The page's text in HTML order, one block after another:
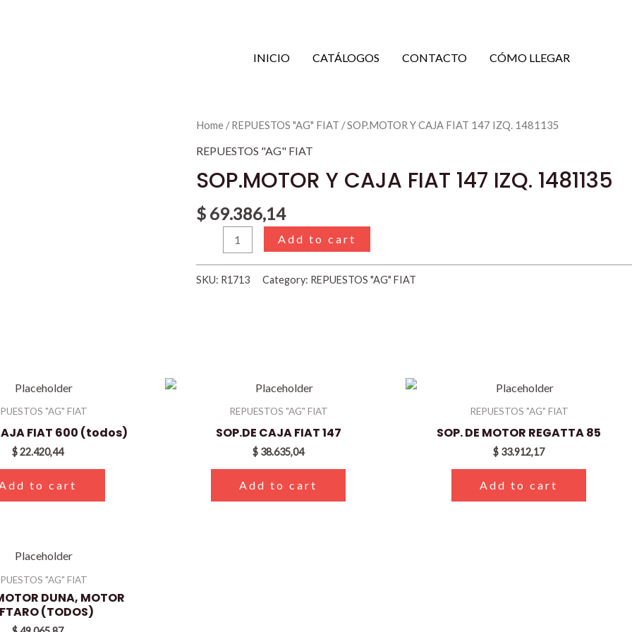
INICIO CATÁLOGOS CONTACTO CÓMO LLEGAR
Home/REPUESTOS "AG" FIAT / SOP.MOTOR Y CAJA FIAT 147 IZQ. 1481135
REPUESTOS "AG" FIAT
SOP.MOTOR Y CAJA FIAT 147 IZQ. 1481135
$69.386,14
SOP.MOTOR
FIAT
IZQ.
1481135
quantity
Add to cart
SKU: R1713 Category: REPUESTOS "AG" FIAT
"AG" FIAT
FIAT 600 (todos)
$22.420,44
to cart
REPUESTOS "AG" FIAT
SOP.DE CAJA FIAT 147
$ 38.635,04
Add to cart
REPUESTOS "AG" FIAT
SOP. DE MOTOR REGATTA 85
$ 33.912,17
Add to cart
"AG" FIAT
DUNA, MOTOR
(TODOS)